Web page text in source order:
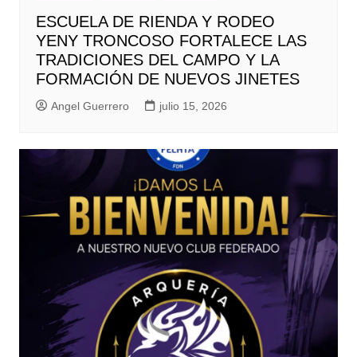
ESCUELA DE RIENDA Y RODEO
YENY TRONCOSO FORTALECE LAS
TRADICIONES DEL CAMPO Y LA
FORMACIÓN DE NUEVOS JINETES
Angel Guerrero julio 15, 2026